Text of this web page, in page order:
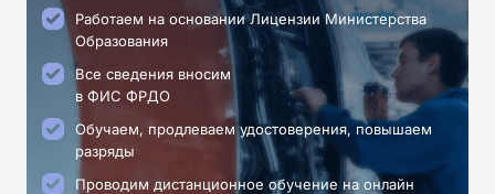
Работаем на основании Лицензии Министерства
Образования
Все сведения вносим
в ФИС ФРДО
Обучаем, продлеваем удостоверения, повышаем
разряды
Проводим дистанционное обучение на онлайн